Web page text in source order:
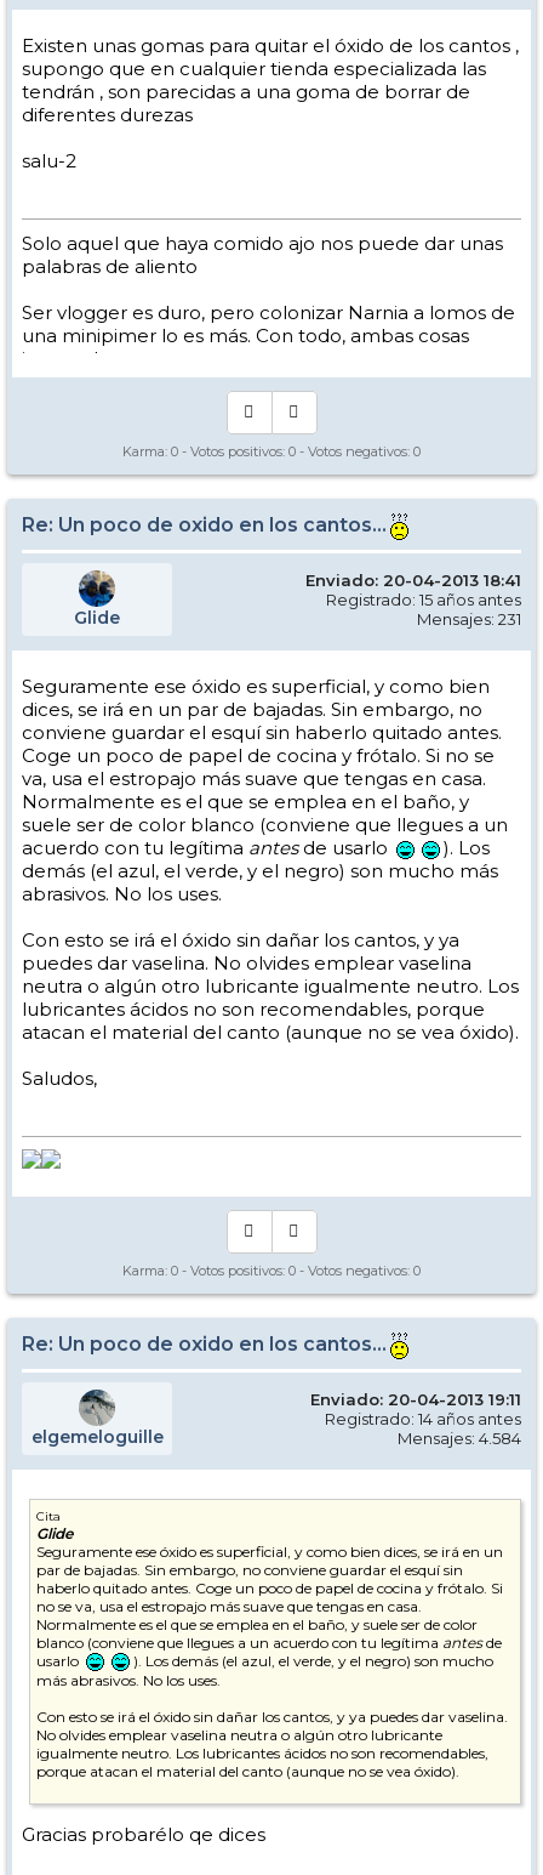
Existen unas gomas para quitar el óxido de los cantos ,
supongo que en cualquier tienda especializada las
tendrán , son parecidas a una goma de borrar de
diferentes durezas
salu-2
Solo aquel que haya comido ajo nos puede dar unas
palabras de aliento
Ser vlogger es duro, pero colonizar Narnia a lomos de
una minipimer lo es más. Con todo, ambas cosas
intento hacer.
Yo hago esquí extremo : voy de extremo a extremo
Los caminos del esquí son inescrotables ...
Karma: 0 - Votos positivos: 0 - Votos negativos: 0
Re: Un poco de oxido en los cantos...
Glide
Enviado: 20-04-2013 18:41
Registrado: 15 años antes
Mensajes: 231
Seguramente ese óxido es superficial, y como bien
dices, se irá en un par de bajadas. Sin embargo, no
conviene guardar el esquí sin haberlo quitado antes.
Coge un poco de papel de cocina y frótalo. Si no se
va, usa el estropajo más suave que tengas en casa.
Normalmente es el que se emplea en el baño, y
suele ser de color blanco (conviene que llegues a un
acuerdo con tu legítima antesde usarlo
). Los
demás (el azul, el verde, y el negro) son mucho más
abrasivos. No los uses.
Con esto se irá el óxido sin dañar los cantos, y ya
puedes dar vaselina. No olvides emplear vaselina
neutra o algún otro lubricante igualmente neutro. Los
lubricantes ácidos no son recomendables, porque
atacan el material del canto (aunque no se vea óxido).
Saludos,
Karma: 0 - Votos positivos: 0 - Votos negativos: 0
Re: Un poco de oxido en los cantos...
elgemeloguille
Enviado: 20-04-2013 19:11
Registrado: 14 años antes
Mensajes: 4.584
Cita
Glide
Seguramente ese óxido es superficial, y como bien dices, se irá en un
par de bajadas. Sin embargo, no conviene guardar el esquí sin
haberlo quitado antes. Coge un poco de papel de cocina y frótalo. Si
no se va, usa el estropajo más suave que tengas en casa.
Normalmente es el que se emplea en el baño, y suele ser de color
blanco (conviene que llegues a un acuerdo con tu legítima antesde
usarlo
). Los demás (el azul, el verde, y el negro) son mucho
más abrasivos. No los uses.
Con esto se irá el óxido sin dañar los cantos, y ya puedes dar vaselina.
No olvides emplear vaselina neutra o algún otro lubricante
igualmente neutro. Los lubricantes ácidos no son recomendables,
porque atacan el material del canto (aunque no se vea óxido).
Saludos,
Gracias probarélo qe dices